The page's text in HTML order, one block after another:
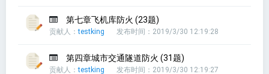
第七章飞机库防火 (23题)
贡献人：testking 发布时间：2019/3/30 12:19:28
第四章城市交通隧道防火 (31题)
贡献人：testking 发布时间：2019/3/30 12:19:27